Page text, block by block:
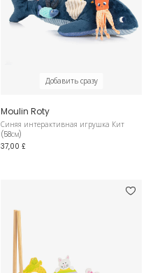
Добавить сразу
Moulin Roty
Синяя интерактивная игрушка Кит
(58см)
37,00 £